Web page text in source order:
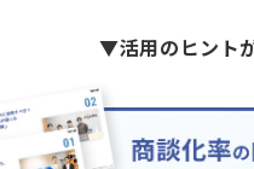
▼活用のヒント